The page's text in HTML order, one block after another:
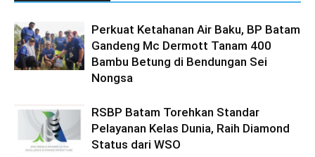
Perkuat Ketahanan Air Baku, BP Batam
Gandeng Mc Dermott Tanam 400
Bambu Betung di Bendungan Sei
Nongsa
RSBP Batam Torehkan Standar
Pelayanan Kelas Dunia, Raih Diamond
Status dari WSO